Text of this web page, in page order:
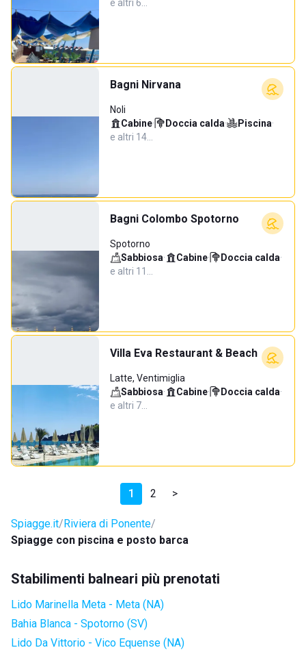
e altri 6…
Bagni Nirvana
Noli
Cabine· Doccia calda· Piscina·
e altri 14…
Bagni Colombo Spotorno
Spotorno
Sabbiosa· Cabine· Doccia calda·
e altri 11…
Villa Eva Restaurant & Beach
Latte, Ventimiglia
Sabbiosa· Cabine· Doccia calda·
e altri 7…
1 2 >
Spiagge.it Riviera di Ponente
Spiagge con piscina e posto barca
Stabilimenti balneari più prenotati
Lido Marinella Meta - Meta (NA)
Bahia Blanca - Spotorno (SV)
Lido Da Vittorio - Vico Equense (NA)